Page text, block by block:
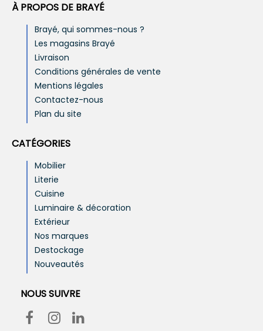
À PROPOS DE BRAYÉ
Brayé, qui sommes-nous ?
Les magasins Brayé
Livraison
Conditions générales de vente
Mentions légales
Contactez-nous
Plan du site
CATÉGORIES
Mobilier
Literie
Cuisine
Luminaire & décoration
Extérieur
Nos marques
Destockage
Nouveautés
NOUS SUIVRE